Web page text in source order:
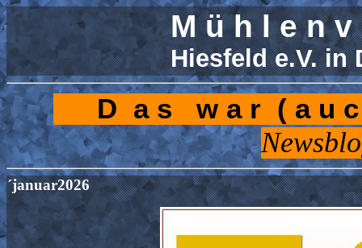
M ü h l e n v
Hiesfeld e.V. in
D a s w a r ( a u
´januar2026